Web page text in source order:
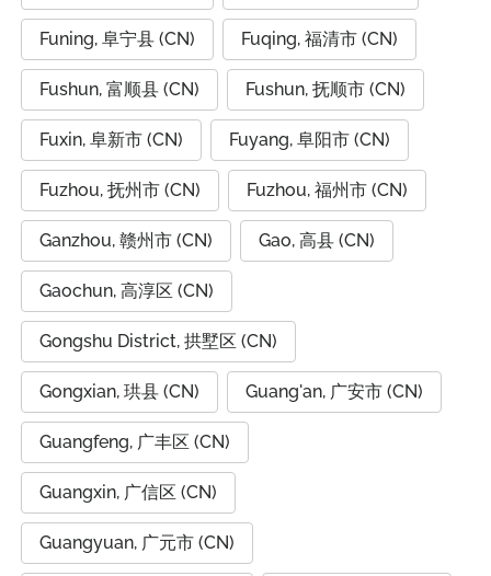
Funing, 阜宁县 (CN) Fuqing, 福清市 (CN)
Fushun, 富顺县 (CN) Fushun, 抚顺市 (CN)
Fuxin, 阜新市 (CN) Fuyang, 阜阳市 (CN)
Fuzhou, 抚州市 (CN) Fuzhou, 福州市 (CN)
Ganzhou, 赣州市 (CN) Gao, 高县 (CN)
Gaochun, 高淳区 (CN)
Gongshu District, 拱墅区 (CN)
Gongxian, 珙县 (CN) Guang'an, 广安市 (CN)
Guangfeng, 广丰区 (CN)
Guangxin, 广信区 (CN)
Guangyuan, 广元市 (CN)